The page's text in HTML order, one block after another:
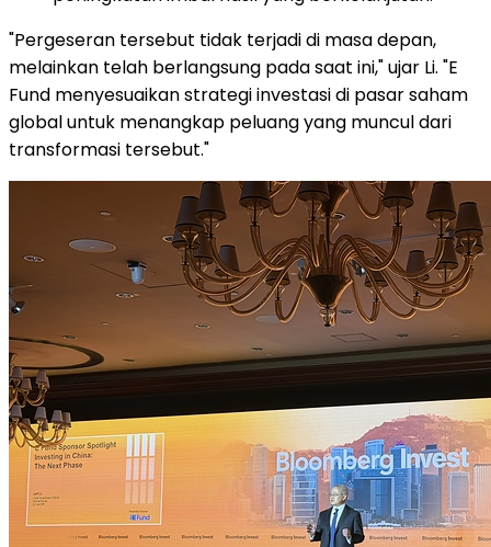
"Pergeseran tersebut tidak terjadi di masa depan,
melainkan telah berlangsung pada saat ini," ujar Li. "E
Fund menyesuaikan strategi investasi di pasar saham
global untuk menangkap peluang yang muncul dari
transformasi tersebut."